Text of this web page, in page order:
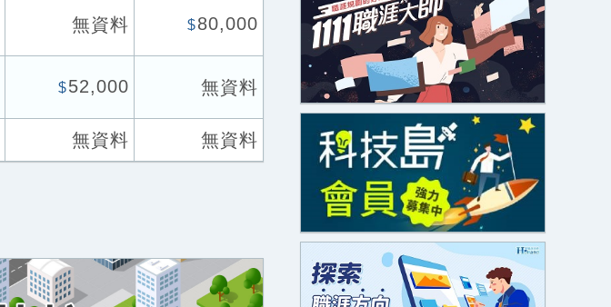
無資料 $80,000
$52,000 無資料
無資料 無資料